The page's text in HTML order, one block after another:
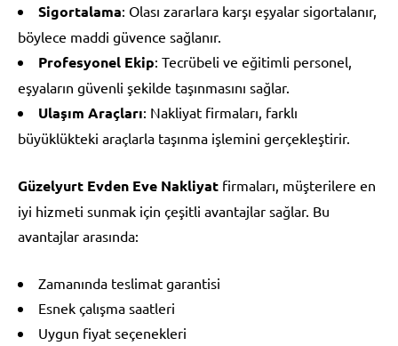
Sigortalama: Olası zararlara karşı eşyalar sigortalanır,
böylece maddi güvence sağlanır.
Profesyonel Ekip: Tecrübeli ve eğitimli personel,
eşyaların güvenli şekilde taşınmasını sağlar.
Ulaşım Araçları: Nakliyat firmaları, farklı
büyüklükteki araçlarla taşınma işlemini gerçekleştirir.
Güzelyurt Evden Eve Nakliyat firmaları, müşterilere en
iyi hizmeti sunmak için çeşitli avantajlar sağlar. Bu
avantajlar arasında:
Zamanında teslimat garantisi
Esnek çalışma saatleri
Uygun fiyat seçenekleri